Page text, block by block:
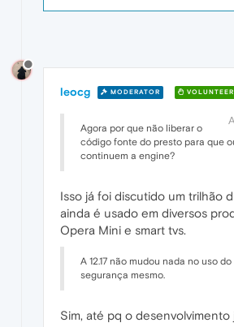
leocg MODERATOR VOLUNTEER
Agora por que não liberar o
código fonte do presto para que
continuem a engine?
Isso já foi discutido um trilhão
ainda é usado em diversos
Opera Mini e smart tvs.
A 12.17 não mudou nada no uso
segurança mesmo.
Sim, até pq o